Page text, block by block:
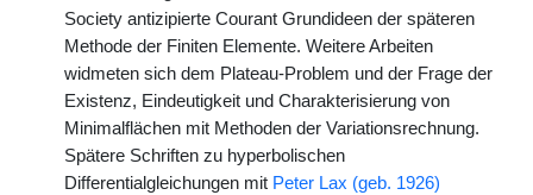
Society antizipierte Courant Grundideen der späteren
Methode der Finiten Elemente. Weitere Arbeiten
widmeten sich dem Plateau-Problem und der Frage der
Existenz, Eindeutigkeit und Charakterisierung von
Minimalflächen mit Methoden der Variationsrechnung.
Spätere Schriften zu hyperbolischen
Differentialgleichungen mit Peter Lax (geb. 1926)